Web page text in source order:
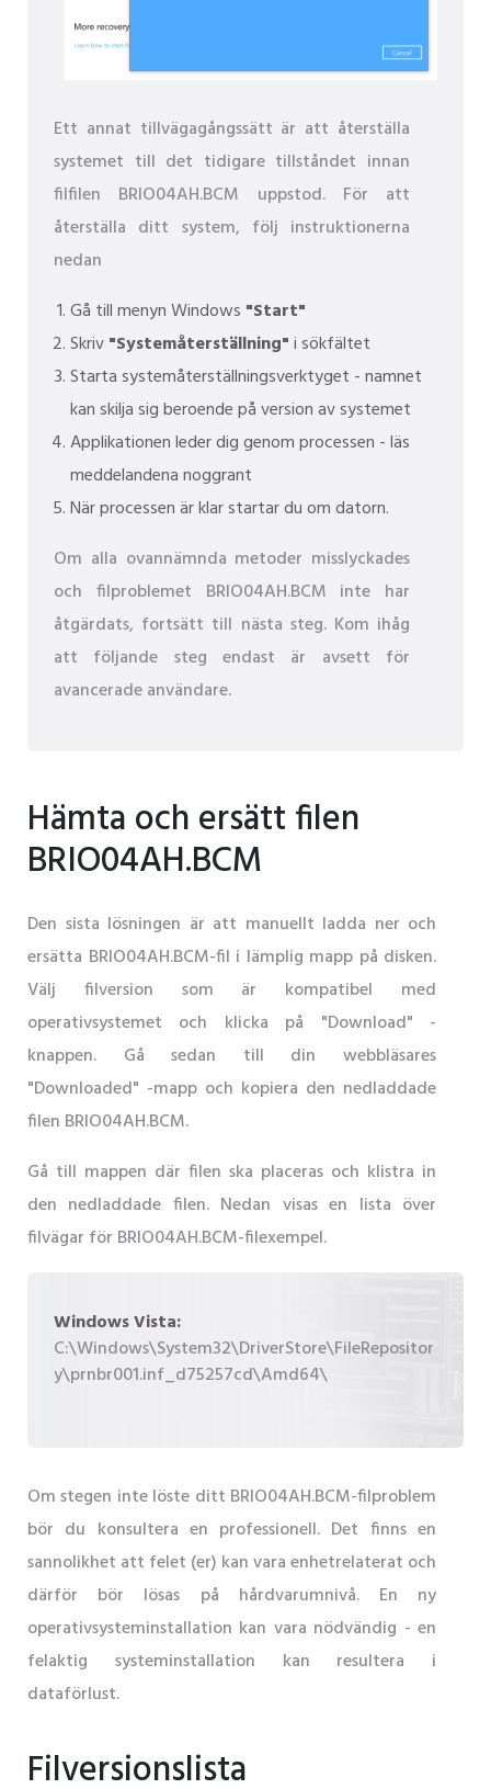
Ett annat tillvägagångssätt är att återställa
systemet till det tidigare tillståndet innan
filfilen BRIO04AH.BCM uppstod. För att
återställa ditt system, följ instruktionerna
nedan
Gå till menyn Windows "Start"
Skriv"Systemåterställning"i sökfältet
Starta systemåterställningsverktyget - namnet
kan skilja sig beroende på version av systemet
Applikationen leder dig genom processen - läs
meddelandena noggrant
När processen är klar startar du om datorn.
Om alla ovannämnda metoder misslyckades
och filproblemet BRIO04AH.BCM inte har
åtgärdats, fortsätt till nästa steg. Kom ihåg
att följande steg endast är avsett för
avancerade användare.
Hämta och ersätt filen
BRIO04AH.BCM
Den sista lösningen är att manuellt ladda ner och
ersätta BRIO04AH.BCM-fil i lämplig mapp på disken.
Välj filversion som är kompatibel med
operativsystemet och klicka på "Download" -
knappen. Gå sedan till din webbläsares
"Downloaded" -mapp och kopiera den nedladdade
filen BRIO04AH.BCM.
Gå till mappen där filen ska placeras och klistra in
den nedladdade filen. Nedan visas en lista över
filvägar för BRIO04AH.BCM-filexempel.
Windows Vista:
C:\Windows\System32\DriverStore\FileRepositor
y\prnbr001.inf_d75257cd\Amd64\
Om stegen inte löste ditt BRIO04AH.BCM-filproblem
bör du konsultera en professionell. Det finns en
sannolikhet att felet (er) kan vara enhetrelaterat och
därför bör lösas på hårdvarumnivå. En ny
operativsysteminstallation kan vara nödvändig - en
felaktig systeminstallation kan resultera i
dataförlust.
Filversionslista